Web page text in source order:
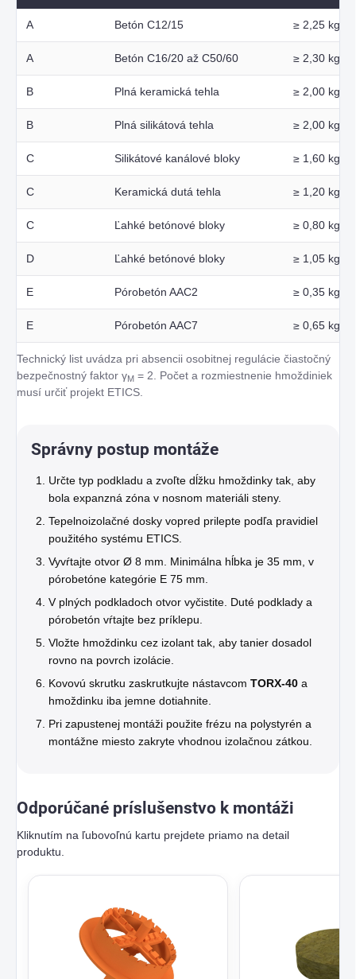
A Betón C12/15 ≥ 2,25 kg/
A Betón C16/20 až C50/60 ≥ 2,30 kg/
B Plná keramická tehla ≥ 2,00 kg/
B Plná silikátová tehla ≥ 2,00 kg/
C Silikátové kanálové bloky ≥ 1,60 kg/
C Keramická dutá tehla ≥ 1,20 kg/
C Ľahké betónové bloky ≥ 0,80 kg/
D Ľahké betónové bloky ≥ 1,05 kg/
E Pórobetón AAC2 ≥ 0,35 kg/
E Pórobetón AAC7 ≥ 0,65 kg/
Technický list uvádza pri absencii osobitnej regulácie čiastočný
bezpečnostný faktor γM = 2. Počet a rozmiestnenie hmoždiniek
musí určiť projekt ETICS.
Správny postup montáže
Určte typ podkladu a zvoľte dĺžku hmoždinky tak, aby
bola expanzná zóna v nosnom materiáli steny.
Tepelnoizolačné dosky vopred prilepte podľa pravidiel
použitého systému ETICS.
Vyvŕtajte otvor Ø 8 mm. Minimálna hĺbka je 35 mm, v
pórobetóne kategórie E 75 mm.
V plných podkladoch otvor vyčistite. Duté podklady a
pórobetón vŕtajte bez príklepu.
Vložte hmoždinku cez izolant tak, aby tanier dosadol
rovno na povrch izolácie.
Kovovú skrutku zaskrutkujte nástavcom TORX-40 a
hmoždinku iba jemne dotiahnite.
Pri zapustenej montáži použite frézu na polystyrén a
montážne miesto zakryte vhodnou izolačnou zátkou.
Odporúčané príslušenstvo k montáži
Kliknutím na ľubovoľnú kartu prejdete priamo na detail
produktu.